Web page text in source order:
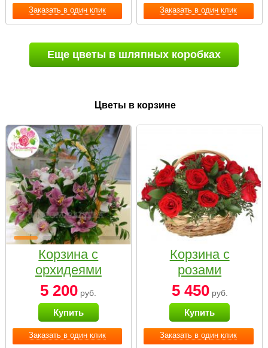
Заказать в один клик Заказать в один клик
Еще цветы в шляпных коробках
Цветы в корзине
Заказать в один клик
Корзина с
орхидеями
малая
5 200 руб.
Купить
Заказать в один клик
Корзина с
розами
«Красный
Париж»
5 450руб.
Купить